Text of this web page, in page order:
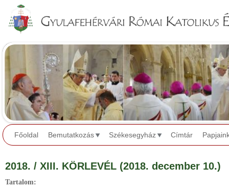
Főoldal Bemutatkozás Székesegyház Címtár
2018. / XIII. KÖRLEVÉL (2018. december 10.)
Tartalom: